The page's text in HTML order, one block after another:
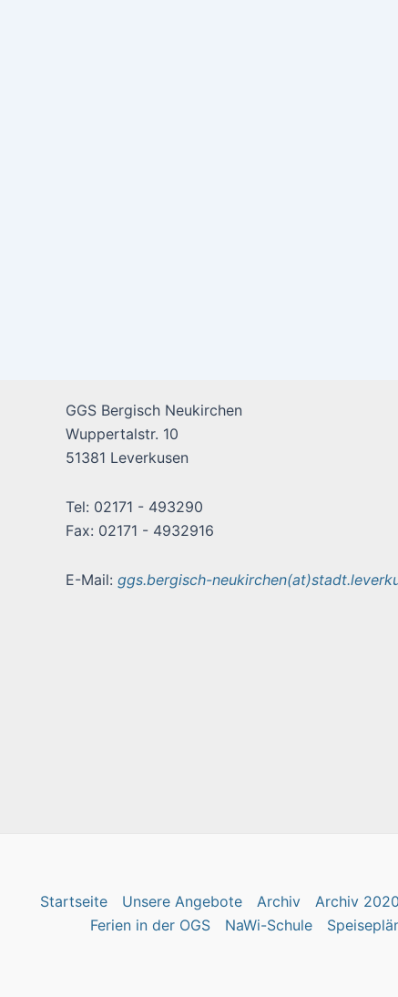
GGS Bergisch Neukirchen
Wuppertalstr. 10
51381 Leverkusen
Tel: 02171 - 493290
Fax: 02171 - 4932916
E-Mail: ggs.bergisch-
Startseite Unsere Angebote Archiv Archiv
Ferien in der OGS
NaWi-Schule